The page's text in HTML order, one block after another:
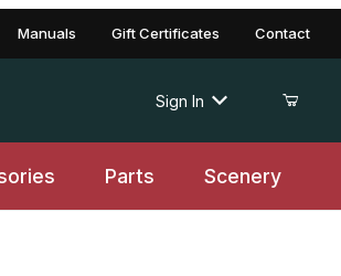
Manuals Gift Certificates Contact
Sign In
Parts Scenery